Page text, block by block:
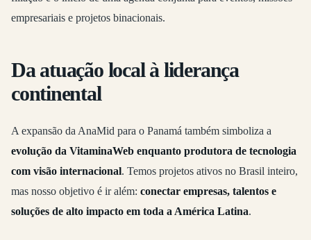
empresariais e projetos binacionais.
Da atuação local à liderança
continental
A expansão da AnaMid para o Panamá também simboliza a
evolução da VitaminaWeb enquanto produtora de tecnologia
com visão internacional. Temos projetos ativos no Brasil inteiro,
mas nosso objetivo é ir além: conectar empresas, talentos e
soluções de alto impacto em toda a América Latina.